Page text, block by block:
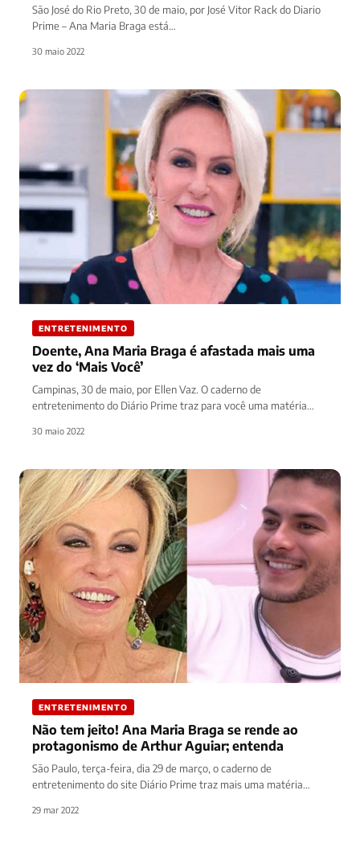
São José do Rio Preto, 30 de maio, por José Vitor Rack do Diario
Prime – Ana Maria Braga está…
30 maio 2022
ENTRETENIMENTO
Doente, Ana Maria Braga é afastada mais uma
vez do ‘Mais Você’
Campinas, 30 de maio, por Ellen Vaz. O caderno de
entretenimento do Diário Prime traz para você uma matéria
30 maio 2022
ENTRETENIMENTO
Não tem jeito! Ana Maria Braga se rende ao
protagonismo de Arthur Aguiar; entenda
São Paulo, terça-feira, dia 29 de março, o caderno de
entretenimento do site Diário Prime traz mais uma matéria
29 mar 2022